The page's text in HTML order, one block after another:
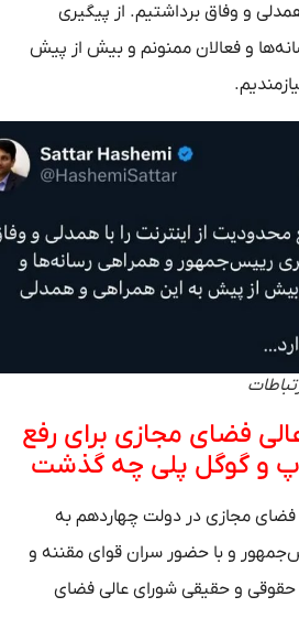
و وفاق برداشتیم. از پیگیری
و فعالان ممنونم و بیش از پیش
مجازی برای رفع
گوگل پلی چه گذشت
مجازی در دولت چهاردهم به
و با حضور سران قوای مقننه و
و حقیقی شورای عالی فضای